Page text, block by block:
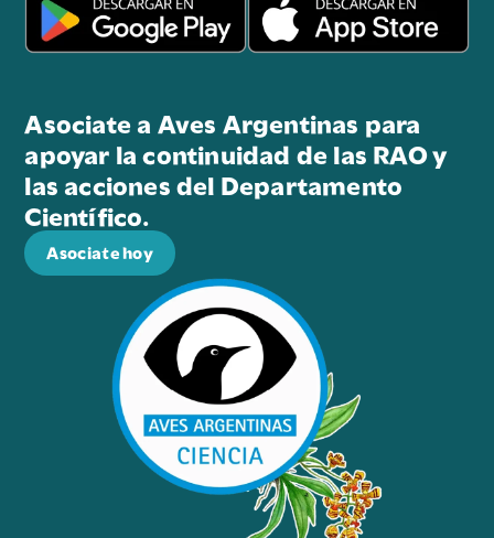
Asociate a Aves Argentinas para
apoyar la continuidad de las RAO y
las acciones del Departamento
Científico.
Asociate hoy